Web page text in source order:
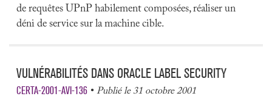
de requêtes UPnP habilement composées, réaliser un
déni de service sur la machine cible.
VULNÉRABILITÉS DANS ORACLE LABEL SECURITY
CERTA-2001-AVI-136 Publié le 31 octobre 2001